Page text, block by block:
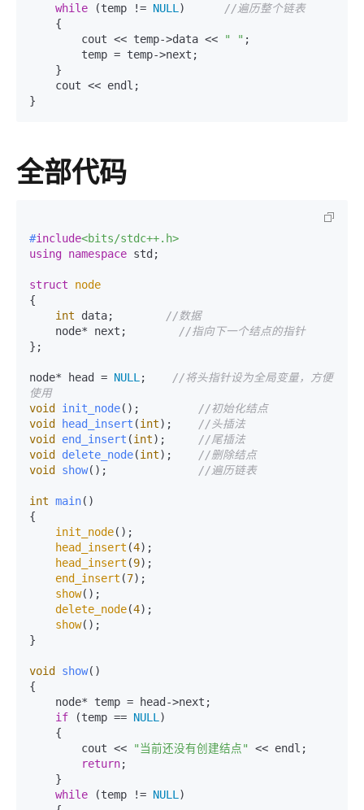
while (temp != NULL )
//遍历整个链表
        cout << temp->data <<
" " ;
}
全部代码
#include<bits/stdc++.h>
using namespace std;
struct
node
{
int data;
//数据
    node* next;
//指向下一个结点的指针
};
node* head = NULL ;
//将头指针设为全局变量，方便
使用
void
init_node() ;
//初始化结点
void
head_insert (int) ;
//头插法
void
end_insert (int) ;
//尾插法
void
delete_node(int) ;
//删除结点
void
show() ; //遍历链表
int main()
{
init_node();
head_insert (4);
head_insert (9);
end_insert (7);
show();
delete_node(4);
show();
}
void show()
{
if (temp == NULL )
        cout <<
"当前还没有创建结点"
<< endl;
return;
while (temp != NULL )